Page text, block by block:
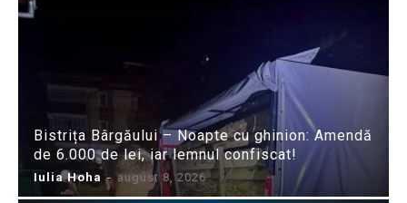
Bistrița Bârgăului – Noapte cu ghinion: Amendă
de 6.000 de lei, iar lemnul confiscat!
Iulia Hoha - august 8, 2026